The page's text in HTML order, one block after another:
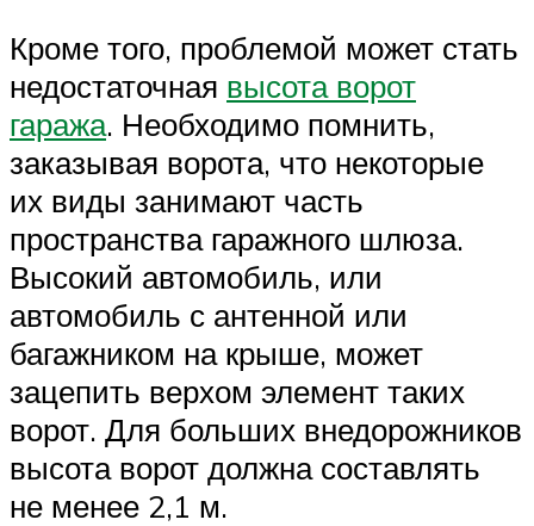
Кроме того, проблемой может стать
недостаточная высота ворот
гаража. Необходимо помнить,
заказывая ворота, что некоторые
их виды занимают часть
пространства гаражного шлюза.
Высокий автомобиль, или
автомобиль с антенной или
багажником на крыше, может
зацепить верхом элемент таких
ворот. Для больших внедорожников
высота ворот должна составлять
не менее 2,1 м.